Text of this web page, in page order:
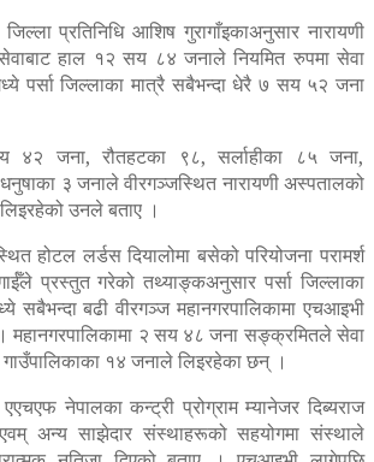
प्रतिनिधि आशिष गुरागाँइकाअनुसार नारायणी
हाल १२ सय ८४ जनाले नियमित रुपमा सेवा
पर्सा जिल्लाका मात्रै सबैभन्दा धेरै ७ सय ५२ जना
४२ जना, रौतहटका ९८, सर्लाहीका ८५ जना,
३ जनाले वीरगञ्जस्थित नारायणी अस्पतालको
उनले बताए ।
होटल लर्डस दियालोमा बसेको परियोजना परामर्श
प्रस्तुत गरेको तथ्याङ्कअनुसार पर्सा जिल्लाका
सबैभन्दा बढी वीरगञ्ज महानगरपालिकामा एचआइभी
२ सय ४८ जना सङ्क्रमितले सेवा
गाउँपालिकाका १४ जनाले लिइरहेका छन् ।
नेपालका कन्ट्री प्रोग्राम म्यानेजर दिब्यराज
अन्य साझेदार संस्थाहरूको सहयोगमा संस्थाले